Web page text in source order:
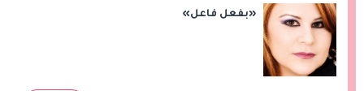
«بفعل فاعل»